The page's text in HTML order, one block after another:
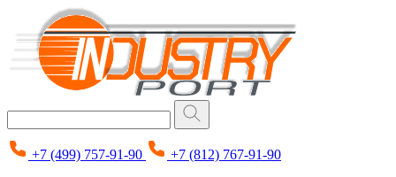
+7 (499) 757-91-90 +7 (812) 767-91-90